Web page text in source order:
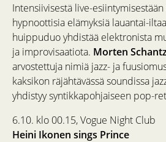
Intensiivisestä live-
hypnoottisia elämyksiä lauantai-
huippuduo yhdistää elektronista
ja improvisaatiota. Morten Schantz
arvostettuja nimiä jazz- ja
kaksikon räjähtävässä soundissa
yhdistyy syntikkapohjaiseen pop-
6.10. klo 00.15, Vogue Night Club
Heini Ikonen sings Prince